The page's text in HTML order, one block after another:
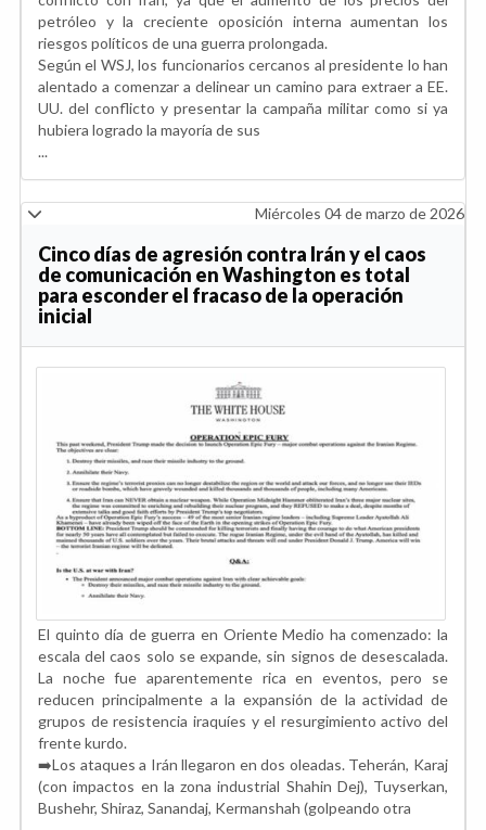
petróleo y la creciente oposición interna aumentan los
riesgos políticos de una guerra prolongada.
Según el WSJ, los funcionarios cercanos al presidente lo han
alentado a comenzar a delinear un camino para extraer a EE.
UU. del conflicto y presentar la campaña militar como si ya
hubiera logrado la mayoría de sus
...
Miércoles 04 de marzo de 2026
Cinco días de agresión contra Irán y el caos
de comunicación en Washington es total
para esconder el fracaso de la operación
inicial
El quinto día de guerra en Oriente Medio ha comenzado: la
escala del caos solo se expande, sin signos de desescalada.
La noche fue aparentemente rica en eventos, pero se
reducen principalmente a la expansión de la actividad de
grupos de resistencia iraquíes y el resurgimiento activo del
frente kurdo.
➡️Los ataques a Irán llegaron en dos oleadas. Teherán, Karaj
(con impactos en la zona industrial Shahin Dej), Tuyserkan,
Bushehr, Shiraz, Sanandaj, Kermanshah (golpeando otra